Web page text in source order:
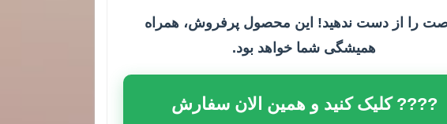
را از دست ندهید! این محصول پرفروش، همراه
همیشگی شما خواهد بود.
???? کلیک کنید و همین الان سفارش